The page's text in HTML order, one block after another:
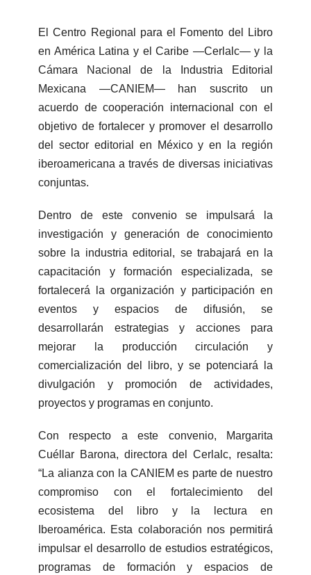
El Centro Regional para el Fomento del Libro
en América Latina y el Caribe ―Cerlalc― y la
Cámara Nacional de la Industria Editorial
Mexicana ―CANIEM― han suscrito un
acuerdo de cooperación internacional con el
objetivo de fortalecer y promover el desarrollo
del sector editorial en México y en la región
iberoamericana a través de diversas iniciativas
conjuntas.
Dentro de este convenio se impulsará la
investigación y generación de conocimiento
sobre la industria editorial, se trabajará en la
capacitación y formación especializada, se
fortalecerá la organización y participación en
eventos y espacios de difusión, se
desarrollarán estrategias y acciones para
mejorar la producción circulación y
comercialización del libro, y se potenciará la
divulgación y promoción de actividades,
proyectos y programas en conjunto.
Con respecto a este convenio, Margarita
Cuéllar Barona, directora del Cerlalc, resalta:
“La alianza con la CANIEM es parte de nuestro
compromiso con el fortalecimiento del
ecosistema del libro y la lectura en
Iberoamérica. Esta colaboración nos permitirá
impulsar el desarrollo de estudios estratégicos,
programas de formación y espacios de